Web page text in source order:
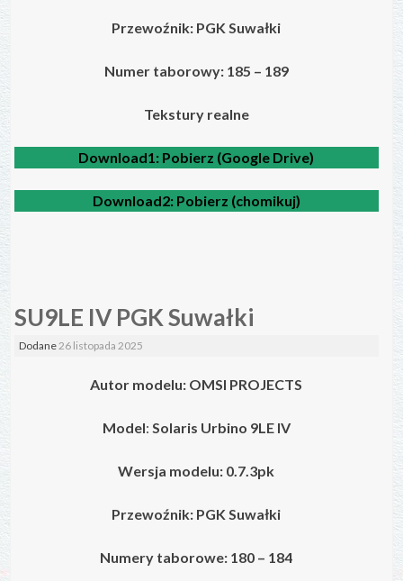
Przewoźnik: PGK Suwałki
Numer taborowy: 185 – 189
Tekstury realne
Download1: Pobierz (Google Drive)
Download2: Pobierz (chomikuj)
SU9LE IV PGK Suwałki
Dodane26 listopada 2025
Autor modelu: OMSI PROJECTS
Model: Solaris Urbino 9LE IV
Wersja modelu: 0.7.3pk
Przewoźnik: PGK Suwałki
Numery taborowe: 180 – 184